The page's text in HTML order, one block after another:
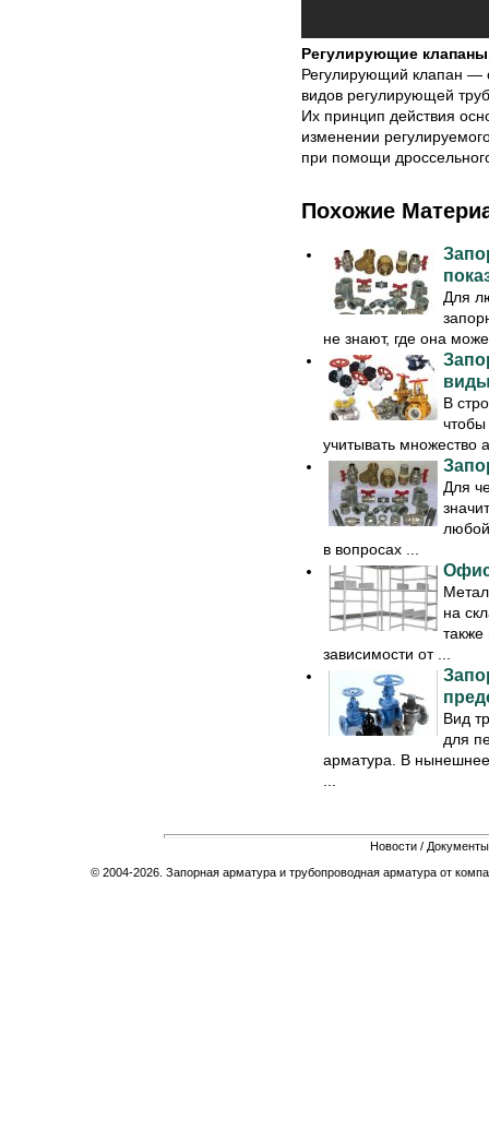
Регулирующие
Регулирующий клапан —
видов регулирующей
Их принцип действия
изменении
при помощи
Похожие
Для
не знают, где она
В
учитывать множество
Для
в вопросах ...
на
также
зависимости от ...
Вид
для
арматура. В
Новости / Документы
© 2004-2026. Запорная арматура и трубопроводная арматура от